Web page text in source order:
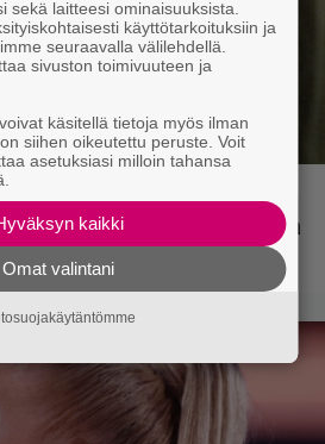
ja Satu Silvo tekevät
1984 menestyselokuvassa
sekä laitteesi ominaisuuksista.
käyttötarkoituksiin ja
seuraavalla välilehdellä.
sivuston toimivuuteen ja
käsitellä tietoja myös ilman
siihen oikeutettu peruste. Voit
asetuksiasi milloin tahansa
kaikki
Omat valintani